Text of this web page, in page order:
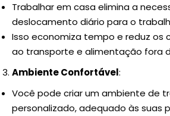
Trabalhar em casa elimina a
deslocamento diário para o
Isso economiza tempo e reduz os
ao transporte e alimentação fora
Ambiente Confortável:
Você pode criar um ambiente de
personalizado, adequado às suas